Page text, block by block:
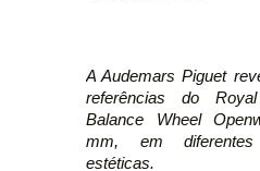
A Audemars Piguet
referências do
Balance Wheel
mm, em
estéticas.